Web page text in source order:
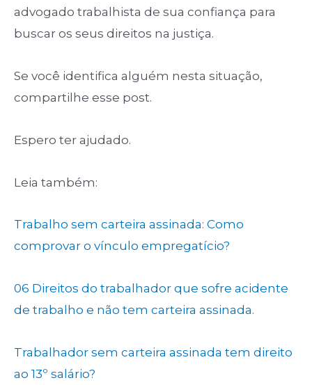
advogado trabalhista de sua confiança para
buscar os seus direitos na justiça.
Se você identifica alguém nesta situação,
compartilhe esse post.
Espero ter ajudado.
Leia também:
Trabalho sem carteira assinada: Como
comprovar o vínculo empregatício?
06 Direitos do trabalhador que sofre acidente
de trabalho e não tem carteira assinada.
Trabalhador sem carteira assinada tem direito
ao 13º salário?